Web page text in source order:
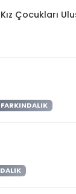
Çocukları
FARKINDALIK